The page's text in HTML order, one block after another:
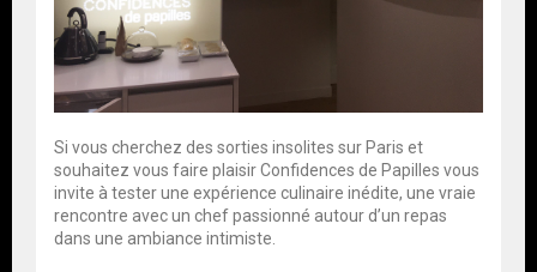
Si vous cherchez des sorties insolites sur Paris et
souhaitez vous faire plaisir Confidences de Papilles vous
invite à tester une expérience culinaire inédite, une vraie
rencontre avec un chef passionné autour d’un repas
dans une ambiance intimiste.